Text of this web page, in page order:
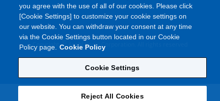
Copyright© Asahi Kasei Corporation. All rights reserved
you agree with the use of all of our cookies. Please click
[Cookie Settings] to customize your cookie settings on
our website. You can withdraw your consent at any time
via the Cookie Settings button located in our Cookie
Policy page. Cookie Policy
Cookie Settings
Reject All Cookies